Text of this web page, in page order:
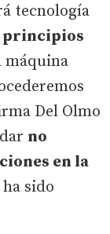
tecnología
principios
máquina
Del Olmo
no
en la
sido